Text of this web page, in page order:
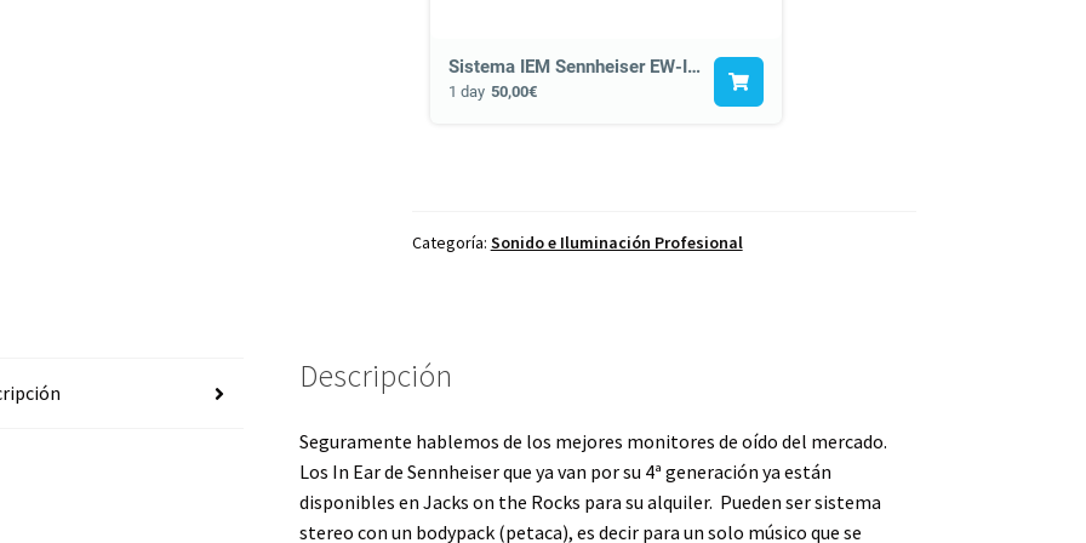
Sistema IEM Sennheiser EW-IEM G4 (Banda G, estéreo + 1 petaca)
1 day 50,00€
Categoría: Sonido e Iluminación Profesional
Descripción
Seguramente hablemos de los mejores monitores de oído del mercado.
Los In Ear de Sennheiser que ya van por su 4ª generación ya están
disponibles en Jacks on the Rocks para su alquiler. Pueden ser sistema
stereo con un bodypack (petaca), es decir para un solo músico que se